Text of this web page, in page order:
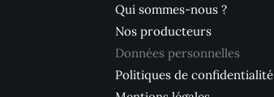
Qui sommes-nous ?
Nos producteurs
Données personnelles
Politiques de confidentialité